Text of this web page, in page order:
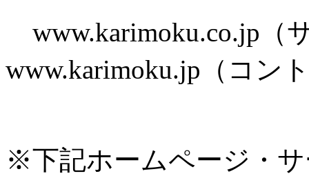
www.karimoku.co.jp（
www.karimoku.jp（コン
※下記ホームページ・